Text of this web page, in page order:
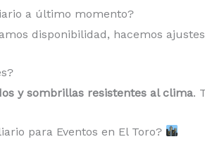
a último momento?
disponibilidad, hacemos
y sombrillas resistentes al clima.
para Eventos en El Toro?